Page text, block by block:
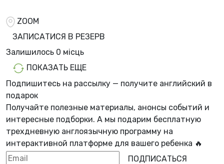
ZOOM
ЗАПИСАТИСЯ В РЕЗЕРВ
Залишилось 0 місць
ПОКАЗАТЬ ЕЩЕ
Подпишитесь на рассылку — получите английский в
подарок
Получайте полезные материалы, анонсы событий и
интересные подборки. А мы подарим бесплатную
трехдневную англоязычную программу на
интерактивной платформе для вашего ребенка 🔥
ПОДПИСАТЬСЯ